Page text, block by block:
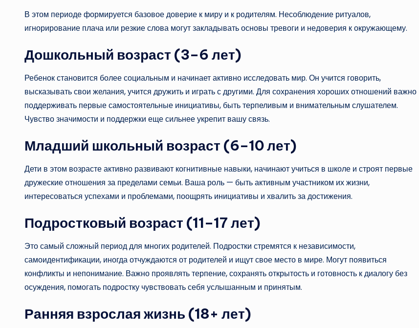
В этом периоде формируется базовое доверие к миру и к родителям. Несоблюдение ритуалов,
игнорирование плача или резкие слова могут закладывать основы тревоги и недоверия к окружающему.
Дошкольный возраст (3–6 лет)
Ребенок становится более социальным и начинает активно исследовать мир. Он учится говорить,
высказывать свои желания, учится дружить и играть с другими. Для сохранения хороших отношений важно
поддерживать первые самостоятельные инициативы, быть терпеливым и внимательным слушателем.
Чувство значимости и поддержки еще сильнее укрепит вашу связь.
Младший школьный возраст (6–10 лет)
Дети в этом возрасте активно развивают когнитивные навыки, начинают учиться в школе и строят первые
дружеские отношения за пределами семьи. Ваша роль — быть активным участником их жизни,
интересоваться успехами и проблемами, поощрять инициативы и хвалить за достижения.
Подростковый возраст (11–17 лет)
Это самый сложный период для многих родителей. Подростки стремятся к независимости,
самоидентификации, иногда отчуждаются от родителей и ищут свое место в мире. Могут появиться
конфликты и непонимание. Важно проявлять терпение, сохранять открытость и готовность к диалогу без
осуждения, помогать подростку чувствовать себя услышанным и принятым.
Ранняя взрослая жизнь (18+ лет)